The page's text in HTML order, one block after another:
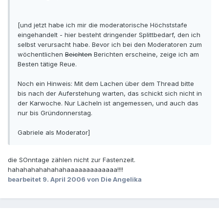
[und jetzt habe ich mir die moderatorische Höchststafe
eingehandelt - hier besteht dringender Splittbedarf, den ich
selbst verursacht habe. Bevor ich bei den Moderatoren zum
wöchentlichen Beichten Berichten erscheine, zeige ich am
Besten tätige Reue.
Noch ein Hinweis: Mit dem Lachen über dem Thread bitte
bis nach der Auferstehung warten, das schickt sich nicht in
der Karwoche. Nur Lächeln ist angemessen, und auch das
nur bis Gründonnerstag.
Gabriele als Moderator]
die SOnntage zählen nicht zur Fastenzeit.
hahahahahahahahaaaaaaaaaaaaa!!!!
bearbeitet 9. April 2006 von Die Angelika